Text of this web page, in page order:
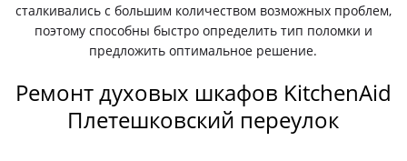
сталкивались с большим количеством возможных проблем,
поэтому способны быстро определить тип поломки и
предложить оптимальное решение.
Ремонт духовых шкафов KitchenAid
Плетешковский переулок